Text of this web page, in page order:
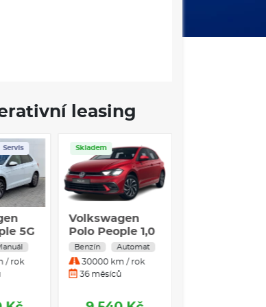
leasing
Servis
5G
/ rok
Skladem
Volkswagen
Polo People 1,0
TSI
Benzín Automat
30000 km / rok
36 měsíců